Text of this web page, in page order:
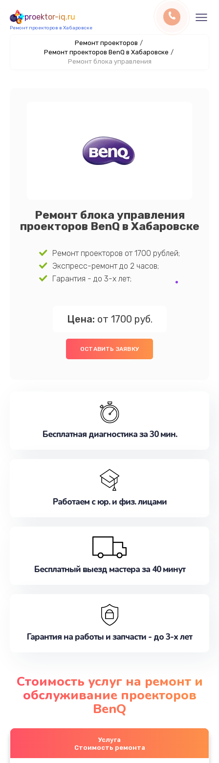
proektor-iq.ru
Ремонт проекторов в Хабаровске
Ремонт проекторов /
Ремонт проекторов BenQ в Хабаровске /
Ремонт блока управления
Ремонт блока управления
проекторов BenQ в Хабаровске
Ремонт проекторов от 1700 рублей;
Экспресс-ремонт до 2 часов;
Гарантия - до 3-х лет;
Цена: от 1700 руб.
ОСТАВИТЬ ЗАЯВКУ
Бесплатная диагностика за 30 мин.
Работаем с юр. и физ. лицами
Бесплатный выезд мастера за 40 минут
Гарантия на работы и запчасти - до 3-х лет
Стоимость услуг на ремонт и
обслуживание проекторов
BenQ
Услуга
Стоимость ремонта